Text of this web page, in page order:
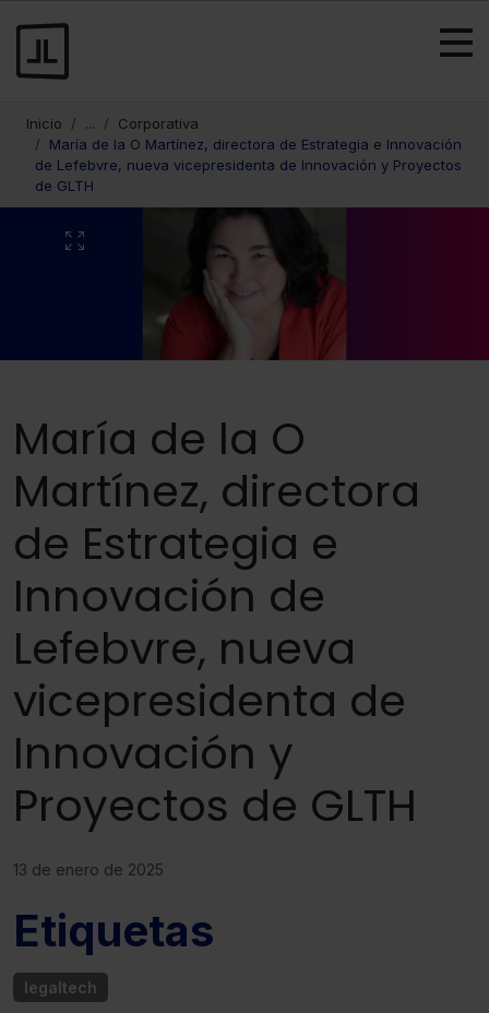
Inicio ...
Corporativa
María de la O Martínez, directora de Estrategia e Innovación
de Lefebvre, nueva vicepresidenta de Innovación y Proyectos
de GLTH
María de la O
Martínez, directora
de Estrategia e
Innovación de
Lefebvre, nueva
vicepresidenta de
Innovación y
Proyectos de GLTH
13 de enero de 2025
Etiquetas
legaltech